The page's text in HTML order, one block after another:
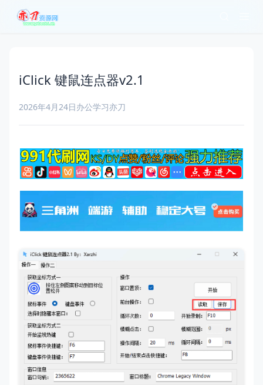
iClick 键鼠连点器v2.1
2026年4月24日办公学习亦刀